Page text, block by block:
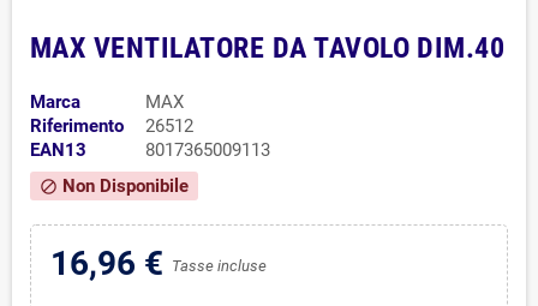
MAX VENTILATORE DA TAVOLO DIM.40
Marca
MAX
Riferimento
26512
EAN13
8017365009113
block Non Disponibile
16,96 € Tasse incluse